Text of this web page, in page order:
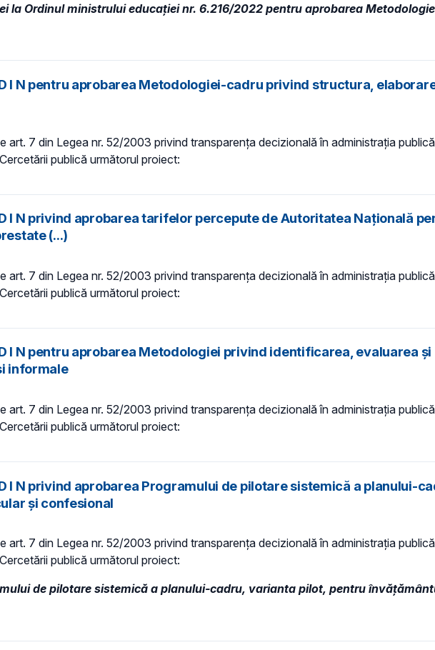
la Ordinul ministrului educației nr. 6.216/2022 pentru aprobarea
I N pentru aprobarea Metodologiei-cadru privind structura,
art. 7 din Legea nr. 52/2003 privind transparenţa decizională în administraţia
publică următorul proiect:
I N privind aprobarea tarifelor percepute de Autoritatea Națională
(...)
art. 7 din Legea nr. 52/2003 privind transparenţa decizională în administraţia
publică următorul proiect:
I N pentru aprobarea Metodologiei privind identificarea, evaluarea
informale
art. 7 din Legea nr. 52/2003 privind transparenţa decizională în administraţia
publică următorul proiect:
I N privind aprobarea Programului de pilotare sistemică a planului-
și confesional
art. 7 din Legea nr. 52/2003 privind transparenţa decizională în administraţia
publică următorul proiect:
de pilotare sistemică a planului-cadru, varianta pilot, pentru